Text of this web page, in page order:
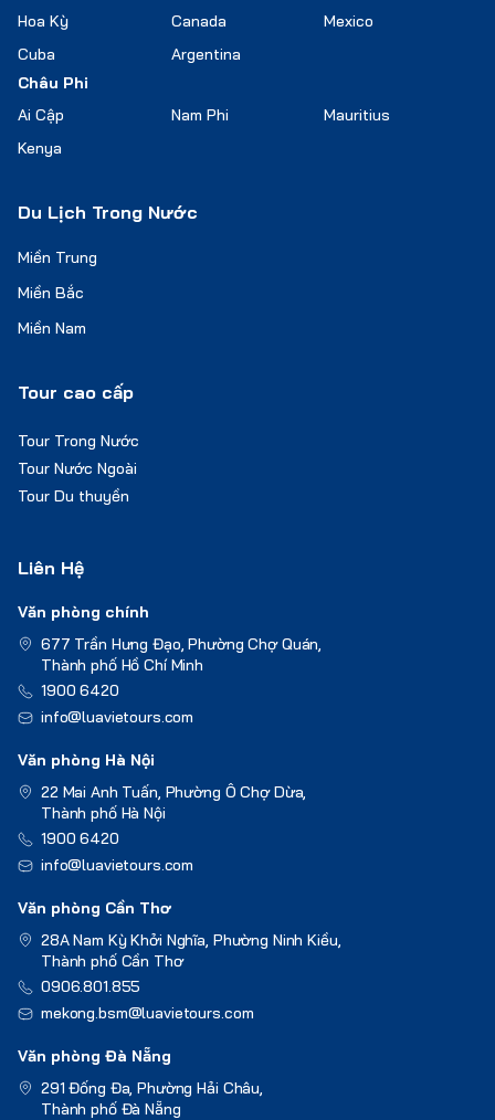
Hoa Kỳ
Canada
Mexico
Cuba
Argentina
Châu Phi
Ai Cập
Nam Phi
Mauritius
Kenya
Du Lịch Trong Nước
Miền Trung
Miền Bắc
Miền Nam
Tour cao cấp
Tour Trong Nước
Tour Nước Ngoài
Tour Du thuyền
Liên Hệ
Văn phòng chính
677 Trần Hưng Đạo, Phường Chợ Quán,
Thành phố Hồ Chí Minh
1900 6420
info@luavietours.com
Văn phòng Hà Nội
22 Mai Anh Tuấn, Phường Ô Chợ Dừa,
Thành phố Hà Nội
1900 6420
info@luavietours.com
Văn phòng Cần Thơ
28A Nam Kỳ Khởi Nghĩa, Phường Ninh Kiều,
Thành phố Cần Thơ
0906.801.855
mekong.bsm@luavietours.com
Văn phòng Đà Nẵng
291 Đống Đa, Phường Hải Châu,
Thành phố Đà Nẵng